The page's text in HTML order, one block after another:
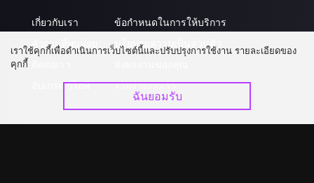
เกี่ยวกับเรา
คำถามที่พบบ่อย
อัปเกรด วีไอพี
ข้อกำหนดในการให้บริการ
นโยบายความเป็นส่วนตัว
ร่วมงานกับเรา
เราใช้คุกกี้เพื่อดำเนินการเว็บไซต์นี้และปรับปรุงการใช้งาน รายละเอียดของ
คุกกี้
ฉันยอมรับ